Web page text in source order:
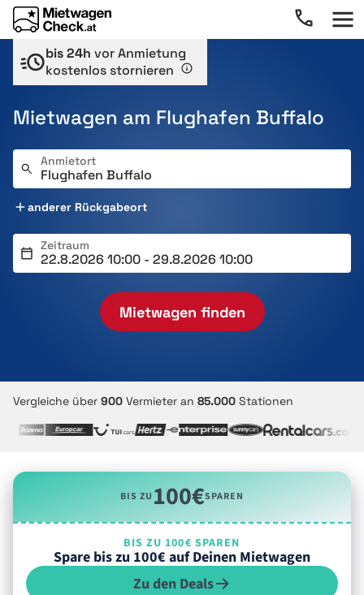
bis 24h vor Anmietung
kostenlos stornieren
Mietwagen am Flughafen Buffalo
Anmietort
anderer Rückgabeort
Zeitraum
Mietwagen finden
Vergleiche über 900 Vermieter an 85.000 Stationen
BIS ZU100€SPAREN
BIS ZU 100€ SPAREN
Spare bis zu 100€ auf Deinen Mietwagen
Zu den Deals